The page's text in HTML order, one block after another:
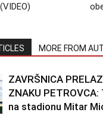
MORE FROM
ZAVRŠNICA
ZNAKU
na stadionu Mitar